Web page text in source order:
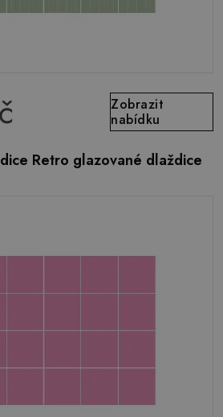
Zobrazit
nabídku
Retro glazované dlaždice